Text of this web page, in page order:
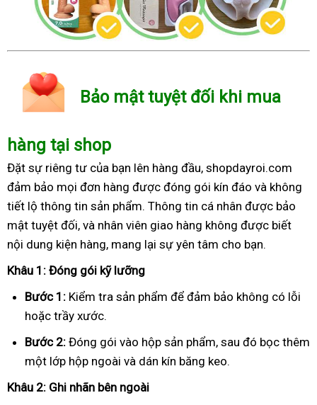
Bảo mật tuyệt đối khi mua
hàng tại shop
Đặt sự riêng tư của bạn lên hàng đầu, shopdayroi.com
đảm bảo mọi đơn hàng được đóng gói kín đáo và không
tiết lộ thông tin sản phẩm. Thông tin cá nhân được bảo
mật tuyệt đối, và nhân viên giao hàng không được biết
nội dung kiện hàng, mang lại sự yên tâm cho bạn.
Khâu 1: Đóng gói kỹ lưỡng
Bước 1: Kiểm tra sản phẩm để đảm bảo không có lỗi
hoặc trầy xước.
Bước 2: Đóng gói vào hộp sản phẩm, sau đó bọc thêm
một lớp hộp ngoài và dán kín băng keo.
Khâu 2: Ghi nhãn bên ngoài